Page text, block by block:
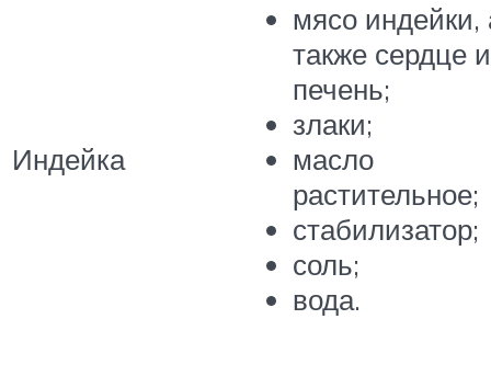
Индейка
мясо индейки,
также сердце и
печень;
злаки;
масло
растительное;
стабилизатор;
соль;
вода.